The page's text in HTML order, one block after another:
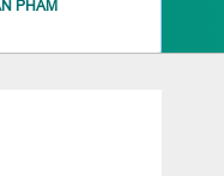
PHẨM